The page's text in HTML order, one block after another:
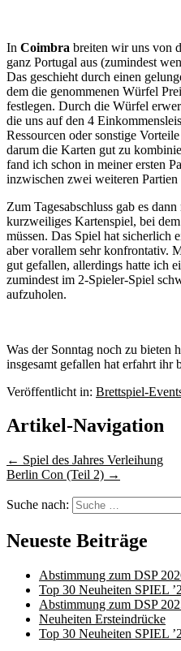
In Coimbra breiten wir uns von
ganz Portugal aus (zumindest
Das geschieht durch einen
dem die genommenen Würfel
festlegen. Durch die Würfel
die uns auf den 4
Ressourcen oder sonstige
darum die Karten gut zu
fand ich schon in meiner ersten
inzwischen zwei weiteren Partien
Zum Tagesabschluss gab es
kurzweiliges Kartenspiel, bei
müssen. Das Spiel hat sicherlich
aber vorallem sehr konfrontativ.
gut gefallen, allerdings hatte ich
zumindest im 2-Spieler-Spiel
aufzuholen.
Was der Sonntag noch zu bieten
insgesamt gefallen hat erfahrt ihr
Veröffentlicht in: Brettspiel-
Artikel-Navigation
← Spiel des Jahres Verleihung
Berlin Con (Teil 2) →
Suche nach:
Neueste Beiträge
Abstimmung zum DSP
Top 30 Neuheiten SPIEL
Abstimmung zum DSP
Neuheiten Ersteindrücke
Top 30 Neuheiten SPIEL